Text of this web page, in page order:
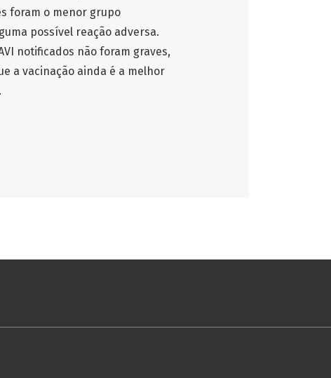
foram o menor grupo
possível reação adversa.
notificados não foram graves,
a vacinação ainda é a melhor